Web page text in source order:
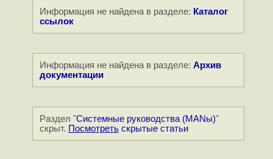
Информация не найдена в разделе: Каталог
ссылок
Информация не найдена в разделе: Архив
документации
Раздел "Системные руководства (MANы)"
скрыт. Посмотретьскрытые статьи